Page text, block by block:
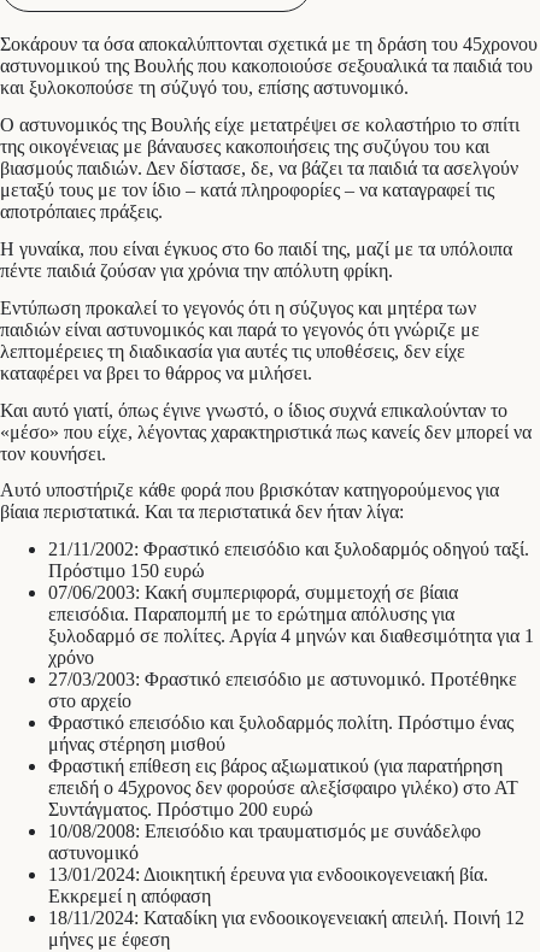
Σοκάρουν τα όσα αποκαλύπτονται σχετικά με τη δράση του 45χρονου
αστυνομικού της Βουλής που κακοποιούσε σεξουαλικά τα παιδιά του
και ξυλοκοπούσε τη σύζυγό του, επίσης αστυνομικό.
Ο αστυνομικός της Βουλής είχε μετατρέψει σε κολαστήριο το σπίτι
της οικογένειας με βάναυσες κακοποιήσεις της συζύγου του και
βιασμούς παιδιών. Δεν δίστασε, δε, να βάζει τα παιδιά τα ασελγούν
μεταξύ τους με τον ίδιο – κατά πληροφορίες – να καταγραφεί τις
αποτρόπαιες πράξεις.
Η γυναίκα, που είναι έγκυος στο 6ο παιδί της, μαζί με τα υπόλοιπα
πέντε παιδιά ζούσαν για χρόνια την απόλυτη φρίκη.
Εντύπωση προκαλεί το γεγονός ότι η σύζυγος και μητέρα των
παιδιών είναι αστυνομικός και παρά το γεγονός ότι γνώριζε με
λεπτομέρειες τη διαδικασία για αυτές τις υποθέσεις, δεν είχε
καταφέρει να βρει το θάρρος να μιλήσει.
Και αυτό γιατί, όπως έγινε γνωστό, ο ίδιος συχνά επικαλούνταν το
«μέσο» που είχε, λέγοντας χαρακτηριστικά πως κανείς δεν μπορεί να
τον κουνήσει.
Αυτό υποστήριζε κάθε φορά που βρισκόταν κατηγορούμενος για
βίαια περιστατικά. Και τα περιστατικά δεν ήταν λίγα:
21/11/2002: Φραστικό επεισόδιο και ξυλοδαρμός οδηγού ταξί.
Πρόστιμο 150 ευρώ
07/06/2003: Κακή συμπεριφορά, συμμετοχή σε βίαια
επεισόδια. Παραπομπή με το ερώτημα απόλυσης για
ξυλοδαρμό σε πολίτες. Αργία 4 μηνών και διαθεσιμότητα για 1
χρόνο
27/03/2003: Φραστικό επεισόδιο με αστυνομικό. Προτέθηκε
στο αρχείο
Φραστικό επεισόδιο και ξυλοδαρμός πολίτη. Πρόστιμο ένας
μήνας στέρηση μισθού
Φραστική επίθεση εις βάρος αξιωματικού (για παρατήρηση
επειδή ο 45χρονος δεν φορούσε αλεξίσφαιρο γιλέκο) στο ΑΤ
Συντάγματος. Πρόστιμο 200 ευρώ
10/08/2008: Επεισόδιο και τραυματισμός με συνάδελφο
αστυνομικό
13/01/2024: Διοικητική έρευνα για ενδοοικογενειακή βία.
Εκκρεμεί η απόφαση
18/11/2024: Καταδίκη για ενδοοικογενειακή απειλή. Ποινή 12
μήνες με έφεση